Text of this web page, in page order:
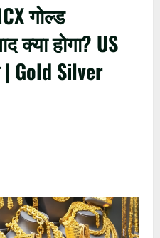
गोल्ड
क्या होगा? US
Gold Silver